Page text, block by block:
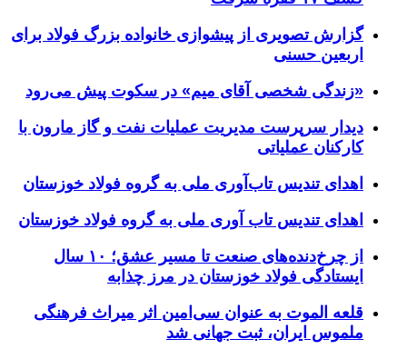
گزارش تصویری از پیشوازی خانواده بزرگ فولاد برای
اربعین حسنی
«زندگی شخصی آقای میم» در سکوت پیش می‌رود
دیدار سرپرست مدیریت عملیات نفت و گاز مارون با
کارکنان عملیاتی
اهدای تندیس تاب‌آوری ملی به گروه فولاد خوزستان
اهدای تندیس تاب آوری ملی به گروه فولاد خوزستان
از چرخ‌دنده‌های صنعت تا مسیر عشق؛ ۱۰ سال
ایستادگی فولاد خوزستان در مرز چذابه
قلعه الموت به عنوان سی‌امین اثر میراث‌ فرهنگی
ملموس ایران، ثبت جهانی شد